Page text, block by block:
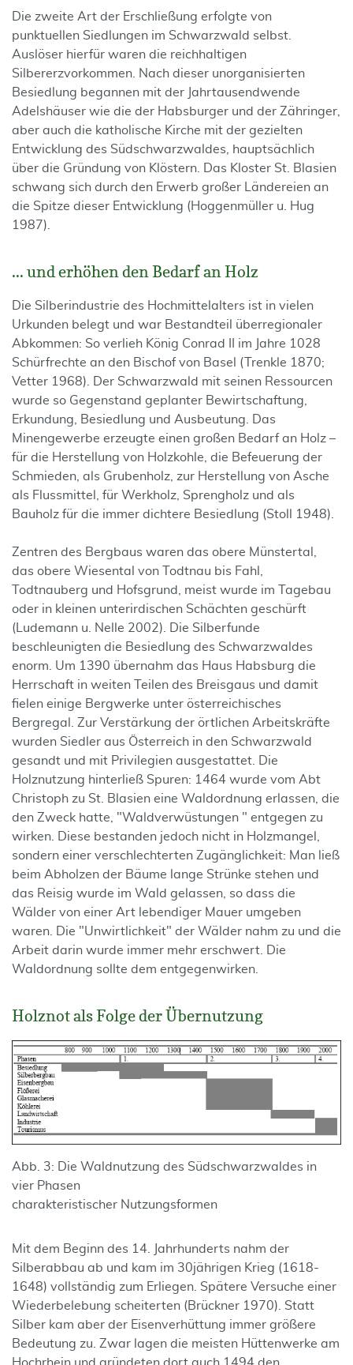
Die zweite Art der Erschließung erfolgte von
punktuellen Siedlungen im Schwarzwald selbst.
Auslöser hierfür waren die reichhaltigen
Silbererzvorkommen. Nach dieser unorganisierten
Besiedlung begannen mit der Jahrtausendwende
Adelshäuser wie die der Habsburger und der Zähringer,
aber auch die katholische Kirche mit der gezielten
Entwicklung des Südschwarzwaldes, hauptsächlich
über die Gründung von Klöstern. Das Kloster St. Blasien
schwang sich durch den Erwerb großer Ländereien an
die Spitze dieser Entwicklung (Hoggenmüller u. Hug
1987).
... und erhöhen den Bedarf an Holz
Die Silberindustrie des Hochmittelalters ist in vielen
Urkunden belegt und war Bestandteil überregionaler
Abkommen: So verlieh König Conrad II im Jahre 1028
Schürfrechte an den Bischof von Basel (Trenkle 1870;
Vetter 1968). Der Schwarzwald mit seinen Ressourcen
wurde so Gegenstand geplanter Bewirtschaftung,
Erkundung, Besiedlung und Ausbeutung. Das
Minengewerbe erzeugte einen großen Bedarf an Holz –
für die Herstellung von Holzkohle, die Befeuerung der
Schmieden, als Grubenholz, zur Herstellung von Asche
als Flussmittel, für Werkholz, Sprengholz und als
Bauholz für die immer dichtere Besiedlung (Stoll 1948).
Zentren des Bergbaus waren das obere Münstertal,
das obere Wiesental von Todtnau bis Fahl,
Todtnauberg und Hofsgrund, meist wurde im Tagebau
oder in kleinen unterirdischen Schächten geschürft
(Ludemann u. Nelle 2002). Die Silberfunde
beschleunigten die Besiedlung des Schwarzwaldes
enorm. Um 1390 übernahm das Haus Habsburg die
Herrschaft in weiten Teilen des Breisgaus und damit
fielen einige Bergwerke unter österreichisches
Bergregal. Zur Verstärkung der örtlichen Arbeitskräfte
wurden Siedler aus Österreich in den Schwarzwald
gesandt und mit Privilegien ausgestattet. Die
Holznutzung hinterließ Spuren: 1464 wurde vom Abt
Christoph zu St. Blasien eine Waldordnung erlassen, die
den Zweck hatte, "Waldverwüstungen " entgegen zu
wirken. Diese bestanden jedoch nicht in Holzmangel,
sondern einer verschlechterten Zugänglichkeit: Man ließ
beim Abholzen der Bäume lange Strünke stehen und
das Reisig wurde im Wald gelassen, so dass die
Wälder von einer Art lebendiger Mauer umgeben
waren. Die "Unwirtlichkeit" der Wälder nahm zu und die
Arbeit darin wurde immer mehr erschwert. Die
Waldordnung sollte dem entgegenwirken.
Holznot als Folge der Übernutzung
Abb. 3: Die Waldnutzung des Südschwarzwaldes in
vier Phasen
charakteristischer Nutzungsformen
Mit dem Beginn des 14. Jahrhunderts nahm der
Silberabbau ab und kam im 30jährigen Krieg (1618-
1648) vollständig zum Erliegen. Spätere Versuche einer
Wiederbelebung scheiterten (Brückner 1970). Statt
Silber kam aber der Eisenverhüttung immer größere
Bedeutung zu. Zwar lagen die meisten Hüttenwerke am